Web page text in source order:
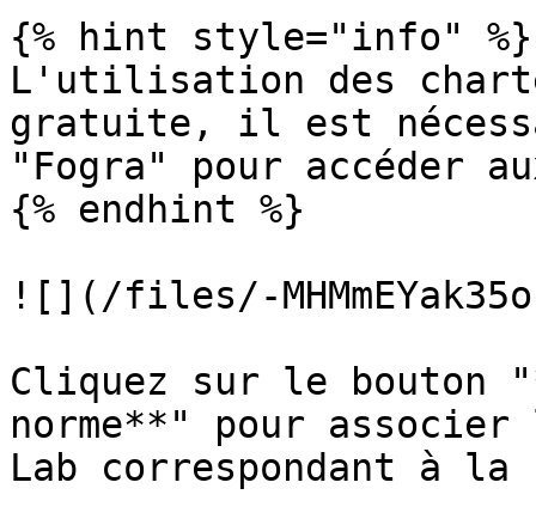
{% hint style="info" %}
L'utilisation des
gratuite, il est
"Fogra" pour accéder
{% endhint %}
![](/files/-
Cliquez sur le
norme**" pour
Lab correspondant à la